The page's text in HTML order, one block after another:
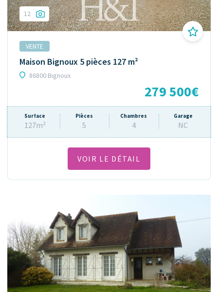
12
VENTE
Maison Bignoux 5 pièces 127 m²
86800 Bignoux
279 500€
Surface
127m²
Pièces
5
Chambres
4
Garage
NC
VOIR LE DÉTAIL